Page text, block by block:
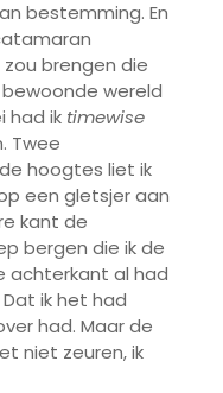
bestemming. En
brengen die
wereld
had iktimewise
Twee
hoogtes liet ik
een gletsjer aan
kant de
bergen die ik de
achterkant al had
ik het had
had. Maar de
niet zeuren, ik